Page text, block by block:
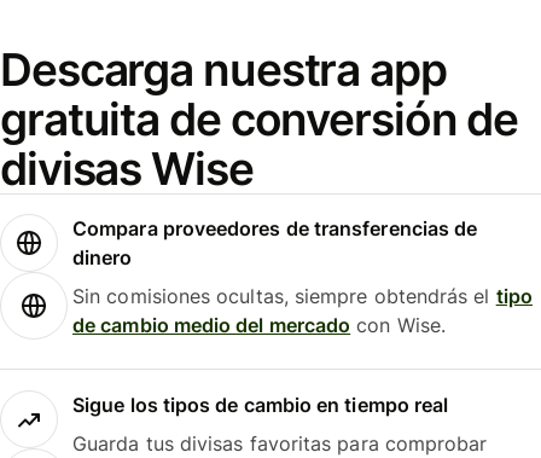
Descarga nuestra app
gratuita de conversión de
divisas Wise
Compara proveedores de transferencias de
dinero
Sin comisiones ocultas, siempre obtendrás el tipo
de cambio medio del mercado con Wise.
Sigue los tipos de cambio en tiempo real
Guarda tus divisas favoritas para comprobar